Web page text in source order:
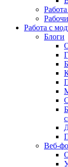
Работа с
Блоги
Веб-